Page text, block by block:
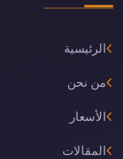
الرئيسية
من نحن
الأسعار
المقالات